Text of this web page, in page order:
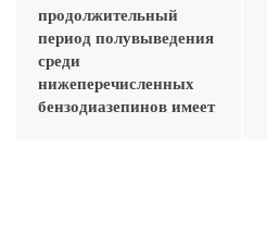
продолжительный
период полувыведения
среди
нижеперечисленных
бензодиазепинов имеет